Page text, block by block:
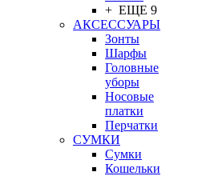
+ ЕЩЕ 9
АКСЕССУАРЫ
Зонты
Шарфы
Головные
уборы
Носовые
платки
Перчатки
СУМКИ
Сумки
Кошельки